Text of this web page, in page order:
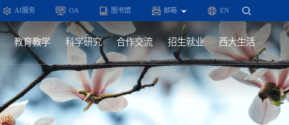
AI服务 OA 图书馆 邮箱 EN
教育教学 科学研究 合作交流 招生就业 西大生活